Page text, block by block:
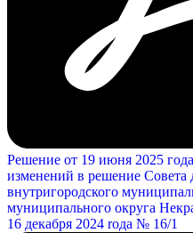
Решение от 19 июня 2025
изменений в решение Совета
внутригородского
муниципального округа
16 декабря 2024 rода № 16/1